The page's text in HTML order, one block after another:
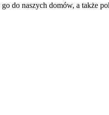
do naszych domów, a także